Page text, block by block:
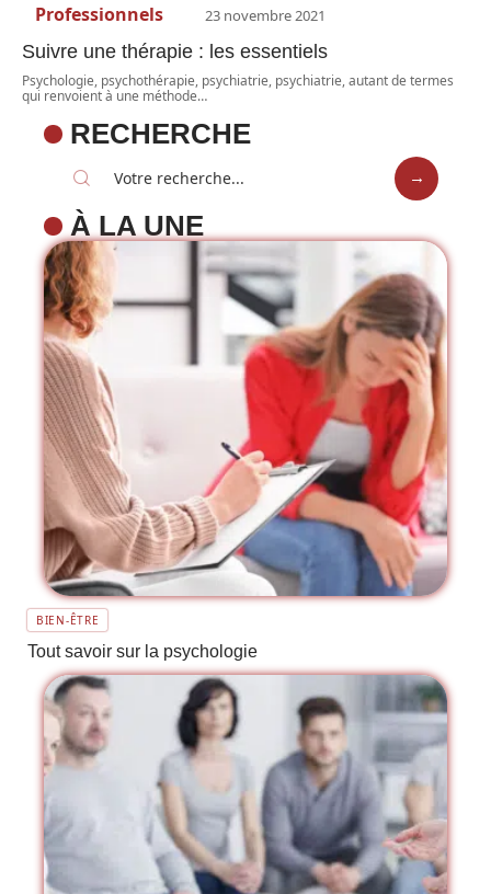
Professionnels 23 novembre 2021
Suivre une thérapie : les essentiels
Psychologie, psychothérapie, psychiatrie, psychiatrie, autant de termes
qui renvoient à une méthode…
RECHERCHE
À LA UNE
BIEN-ÊTRE
Tout savoir sur la psychologie